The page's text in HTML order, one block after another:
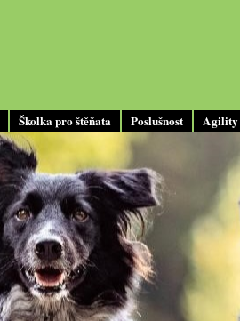
Školka pro štěňata Poslušnost Agility